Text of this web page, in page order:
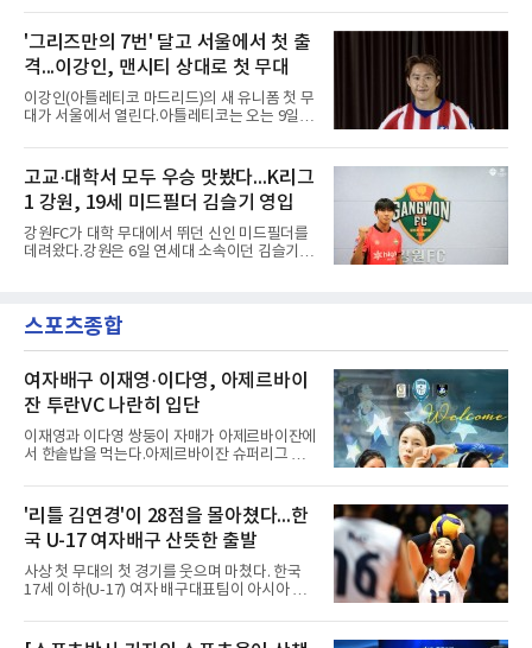
무대 경험을 주려 했다.면면도 다양하다. 측면 공
격수 정현웅은 돌파력이
이어간다.스페인 프로축구 프리메라리가 '거함'
레알 마드리드는 7일(한국시간) 비니시우스와
2032년 6월 30일까지 유효한 6년 연장 계약에
합의했다고 공식 발표했다. 비니시우스는 재계
약 확정 후 사회관계망서비스(SNS)에 베르나베
우에서의 8년은 너무 짧다며, 앞으로 6년, 그리
고 영원히 함께하겠다고 애정을 드러냈다.성사
관심을 받았는데, 18개월간 이어진 재계약 협상
이 한때 교착됐기 때문이다. 그러
'그리즈만의 7번' 달고 서울에서 첫 출
격...이강인, 맨시티 상대로 첫 무대
이강인(아틀레티코 마드리드)의 새 유니폼 첫 무
대가 서울에서 열린다.아틀레티코는 오는 9일
와 2026 쿠팡플레이 시리즈 친선 경기를 치른다.
구단 소집 명단에 이강인이 포함되면서 변수가
없는 한 그의 첫 출격은 서울이 된다.등번호부터
무게가 실렸다. 이강인은 첫 경기부터 7번을 단
다. 2010년대 팀의 전성기를 이끈 앙투안 그리즈
만이 달았던 번호다.합류 과정은 순탄치 않았다.
스페인으로 건너가려던 그는 병역 특례 행정 절
짧게 호흡을 맞춰 경기에 나선다.역할도 관심사
다. 유려한 탈압박과
고교·대학서 모두 우승 맛봤다...K리그
1 강원, 19세 미드필더 김슬기 영입
강원FC가 대학 무대에서 뛰던 신인 미드필더를
데려왔다.강원은 6일 연세대 소속이던 김슬기
리그와 추계전국고등대회 우승에 기여했고, 올
해 연세대 진학 후에는 춘계한산대첩기대학대회
표팀 훈련에도 소집됐다.김슬기는 입단하게 돼
기쁘고 영광이라며 프로 무대에서도 성장해 팀
에 꼭 필요한 선수가 되겠다고 각오를 밝혔다.
스포츠종합
여자배구 이재영·이다영, 아제르바이
잔 투란VC 나란히 입단
이재영과 이다영 쌍둥이 자매가 아제르바이잔에
서 한솥밥을 먹는다.아제르바이잔 슈퍼리그 투
일 이다영과도 계약했다고 발표했다. 구단은 이
다영이 2026-2027시즌 투란 소속으로 활약할
예정이라고 전했다.두 선수가 국내를 떠난 것은
2021년이다. V리그 흥국생명 소속이던 당시 중
학교 시절 학교 폭력을 행사했다는 폭로가 나오
면서 한국 배구계를 등졌다.이재영의 해외 여정
은 순탄치 않았다. 2021년 말 그리스 PAOK 테
'리틀 김연경'이 28점을 몰아쳤다...한
국 U-17 여자배구 산뜻한 출발
사상 첫 무대의 첫 경기를 웃으며 마쳤다. 한국
17세 이하(U-17) 여자 배구대표팀이 아시아 챔
전을 승리로 장식했다.이승여 감독이 이끄는 한
국은 7일(한국시간) 칠레 로스 안데스의 리세오